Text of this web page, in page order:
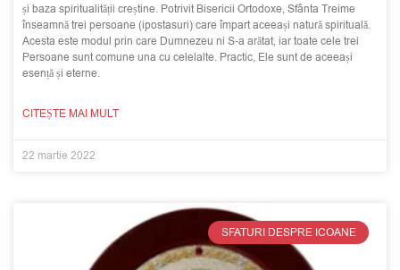
și baza spiritualității creștine. Potrivit Bisericii Ortodoxe, Sfânta Treime
înseamnă trei persoane (ipostasuri) care împart aceeași natură spirituală.
Acesta este modul prin care Dumnezeu ni S-a arătat, iar toate cele trei
Persoane sunt comune una cu celelalte. Practic, Ele sunt de aceeași
esență și eterne.
CITEȘTE MAI MULT
22 martie 2022
SFATURI DESPRE ICOANE